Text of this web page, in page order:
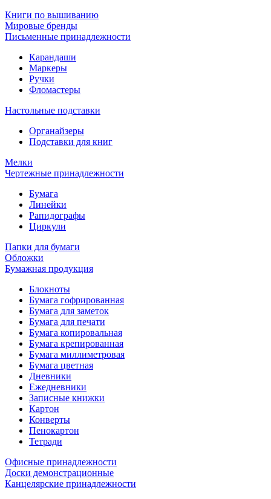
Книги по вышиванию
Мировые бренды
Письменные принадлежности
Карандаши
Маркеры
Ручки
Фломастеры
Настольные подставки
Органайзеры
Подставки для книг
Мелки
Чертежные принадлежности
Бумага
Линейки
Рапидографы
Циркули
Папки для бумаги
Обложки
Бумажная продукция
Блокноты
Бумага гофрированная
Бумага для заметок
Бумага для печати
Бумага копировальная
Бумага крепированная
Бумага миллиметровая
Бумага цветная
Дневники
Ежедневники
Записные книжки
Картон
Конверты
Пенокартон
Тетради
Офисные принадлежности
Доски демонстрационные
Канцелярские принадлежности